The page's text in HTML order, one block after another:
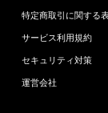
特定商取引に関する
サービス利用規約
セキュリティ対策
運営会社